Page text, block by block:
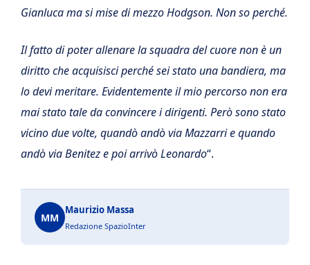
Gianluca ma si mise di mezzo Hodgson. Non so perché.
Il fatto di poter allenare la squadra del cuore non è un
diritto che acquisisci perché sei stato una bandiera, ma
lo devi meritare. Evidentemente il mio percorso non era
mai stato tale da convincere i dirigenti. Però sono stato
vicino due volte, quandò andò via Mazzarri e quando
andò via Benitez e poi arrivò Leonardo“.
MM
Maurizio Massa
Redazione SpazioInter